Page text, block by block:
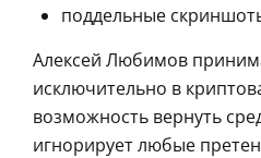
поддельные
Алексей Любимов
исключительно в
возможность вернуть
игнорирует любые